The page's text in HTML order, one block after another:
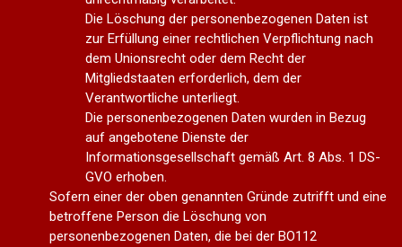
Die Löschung der personenbezogenen Daten ist
zur Erfüllung einer rechtlichen Verpflichtung nach
dem Unionsrecht oder dem Recht der
Mitgliedstaaten erforderlich, dem der
Verantwortliche unterliegt.
Die personenbezogenen Daten wurden in Bezug
auf angebotene Dienste der
Informationsgesellschaft gemäß Art. 8 Abs. 1 DS-
GVO erhoben.
Sofern einer der oben genannten Gründe zutrifft und eine
betroffene Person die Löschung von
personenbezogenen Daten, die bei der BO112